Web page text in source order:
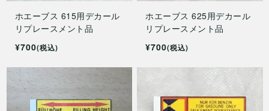
ホエーブス 615用デカール
リプレースメント品
¥700(税込)
ホエーブス 625用デカール
リプレースメント品
¥700(税込)